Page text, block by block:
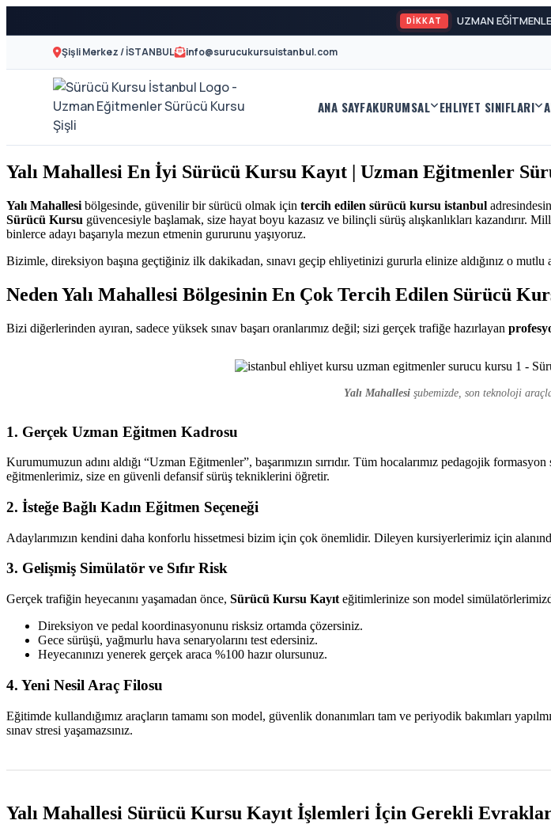
DİKKAT UZMAN
Şişli Merkez / İSTANBUL info@surucukursuistanbul.com
Sürücü
Kursu
İstanbul
-
Şişli
En
Kursu
A2
Motor
Ehliyeti
ve
Özel
Direksiyon
Dersi
ANA SAYFAKURUMSAL EHLIYET SINIFLARI
Yalı Mahallesi En İyi Sürücü Kursu Kayıt | Uzman Eğitmenler
Yalı Mahallesi bölgesinde, güvenilir bir sürücü olmak için tercih edilen sürücü kursu istanbul
Sürücü Kursu güvencesiyle başlamak, size hayat boyu kazasız ve bilinçli sürüş alışkanlıkları kazandırır.
binlerce adayı başarıyla mezun etmenin gururunu yaşıyoruz.
Bizimle, direksiyon başına geçtiğiniz ilk dakikadan, sınavı geçip ehliyetinizi gururla elinize aldığınız o mutlu
Neden Yalı Mahallesi Bölgesinin En Çok Tercih Edilen Sürücü
Bizi diğerlerinden ayıran, sadece yüksek sınav başarı oranlarımız değil; sizi gerçek trafiğe hazırlayan
Yalı Mahallesişubemizde, son teknoloji
1. Gerçek Uzman Eğitmen Kadrosu
Kurumumuzun adını aldığı “Uzman Eğitmenler”, başarımızın sırrıdır. Tüm hocalarımız pedagojik
eğitmenlerimiz, size en güvenli defansif sürüş tekniklerini öğretir.
2. İsteğe Bağlı Kadın Eğitmen Seçeneği
Adaylarımızın kendini daha konforlu hissetmesi bizim için çok önemlidir. Dileyen kursiyerlerimiz için
3. Gelişmiş Simülatör ve Sıfır Risk
Gerçek trafiğin heyecanını yaşamadan önce, Sürücü Kursu Kayıt eğitimlerinize son model
Direksiyon ve pedal koordinasyonunu risksiz ortamda çözersiniz.
Gece sürüşü, yağmurlu hava senaryolarını test edersiniz.
Heyecanınızı yenerek gerçek araca %100 hazır olursunuz.
4. Yeni Nesil Araç Filosu
Eğitimde kullandığımız araçların tamamı son model, güvenlik donanımları tam ve periyodik bakımları
sınav stresi yaşamazsınız.
Yalı Mahallesi Sürücü Kursu Kayıt İşlemleri İçin Gerekli